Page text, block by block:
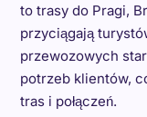
to trasy do Pragi,
przyciągają
przewozowych
potrzeb klientów,
tras i połączeń.